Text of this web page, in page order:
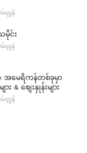
မ်းညွှန်
င်း
မ်းညွှန်
အမေရိကန်တစ်ခုမှာ
& စျေးနှုန်းများ
မ်းညွှန်